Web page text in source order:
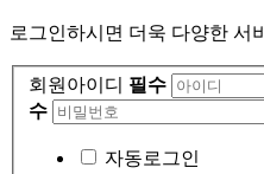
로그인하시면 더욱 다양한 서
회원아이디 필수
수
자동로그인